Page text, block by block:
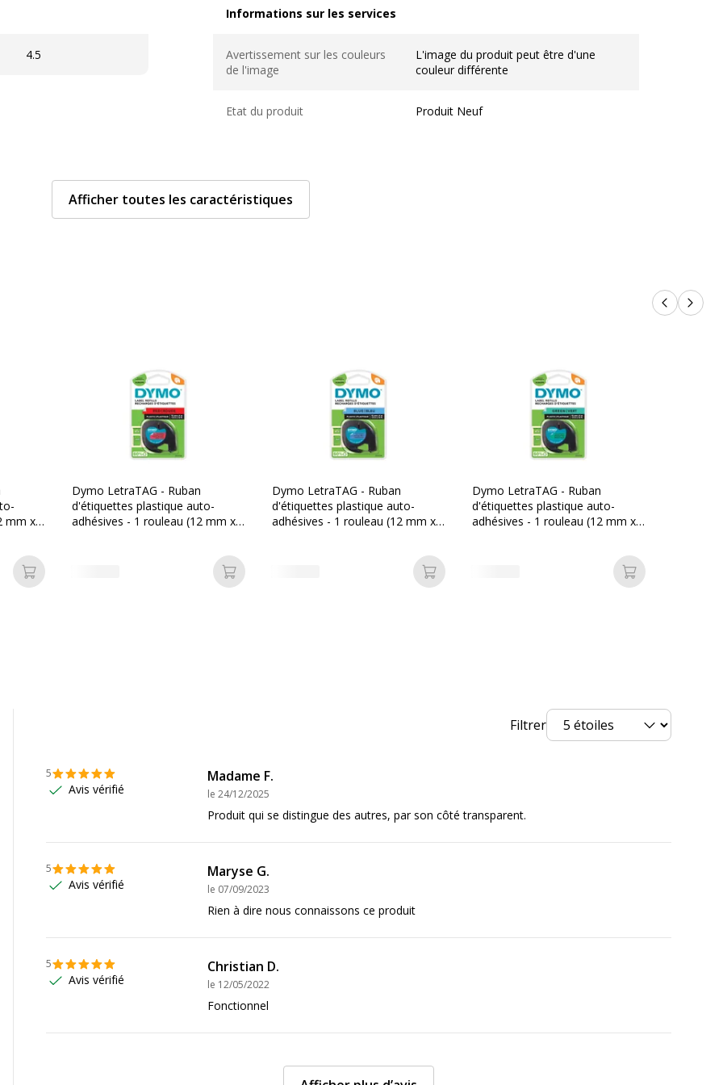
4.5
Informations sur les services
Avertissement sur les couleurs
de l'image
L'image du produit peut être d'une
couleur différente
Etat du produit Produit Neuf
(1,2 cm x 4 m)
thermique
Divers
et autocollants
5411313122672
Référence produit fabricant
Données logistiques
Données logistiques
Afficher toutes les caractéristiques
Produits
mm x
Ajouter au panier
Dymo LetraTAG - Ruban
d'étiquettes plastique auto-
adhésives - 1 rouleau (12 mm x
Ajouter au panier
Dymo LetraTAG - Ruban
d'étiquettes plastique auto-
adhésives - 1 rouleau (12 mm x
Ajouter au panier
Dymo LetraTAG - Ruban
d'étiquettes plastique auto-
adhésives - 1 rouleau (12 mm x
Ajouter au
Filtrer
5
Avis vérifié
Madame F.
le 24/12/2025
Produit qui se distingue des autres, par son côté transparent.
5
Avis vérifié
Maryse G.
le 07/09/2023
Rien à dire nous connaissons ce produit
5
Avis vérifié
Christian D.
le 12/05/2022
Fonctionnel